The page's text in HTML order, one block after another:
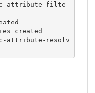
attribute-filte
created
attribute-resolv